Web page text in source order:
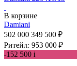
В корзине
Damiani
502 000 349 500 ₽
Ритейл: 953 000 ₽
-152 500 i